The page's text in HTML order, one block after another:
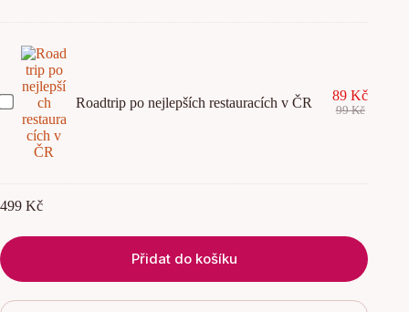
p
o
n
e
l
Roadtrip po nejlepších restauracích v ČR
99Kč
89Kč
499 Kč
Přidat do košíku